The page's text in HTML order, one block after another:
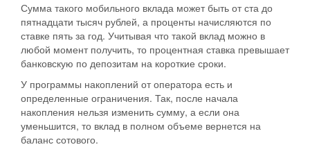
Сумма такого мобильного вклада может быть от ста до
пятнадцати тысяч рублей, а проценты начисляются по
ставке пять за год. Учитывая что такой вклад можно в
любой момент получить, то процентная ставка превышает
банковскую по депозитам на короткие сроки.
У программы накоплений от оператора есть и
определенные ограничения. Так, после начала
накопления нельзя изменить сумму, а если она
уменьшится, то вклад в полном объеме вернется на
баланс сотового.